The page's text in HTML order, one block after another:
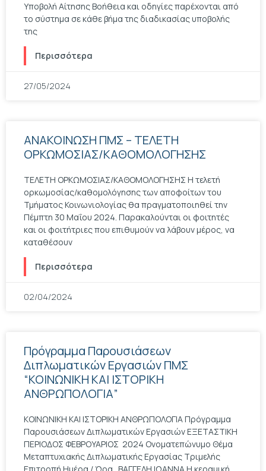
Υποβολή Αίτησης Βοήθεια και οδηγίες παρέχονται από
το σύστημα σε κάθε βήμα της διαδικασίας υποβολής
της
Περισσότερα
27/05/2024
ΑΝΑΚΟΙΝΩΣΗ ΠΜΣ – ΤΕΛΕΤΗ
ΟΡΚΩΜΟΣΙΑΣ/ΚΑΘΟΜΟΛΟΓΗΣΗΣ
ΤΕΛΕΤΗ ΟΡΚΩΜΟΣΙΑΣ/ΚΑΘΟΜΟΛΟΓΗΣΗΣ Η τελετή
ορκωμοσίας/καθομολόγησης των αποφοίτων του
Τμήματος Κοινωνιολογίας θα πραγματοποιηθεί την
Πέμπτη 30 Μαΐου 2024. Παρακαλούνται οι φοιτητές
και οι φοιτήτριες που επιθυμούν να λάβουν μέρος, να
καταθέσουν
Περισσότερα
02/04/2024
Πρόγραμμα Παρουσιάσεων
Διπλωματικών Εργασιών ΠΜΣ
“ΚΟΙΝΩΝΙΚΗ ΚΑΙ ΙΣΤΟΡΙΚΗ
ΑΝΘΡΩΠΟΛΟΓΙΑ”
ΚΟΙΝΩΝΙΚΗ ΚΑΙ ΙΣΤΟΡΙΚΗ ΑΝΘΡΩΠΟΛΟΓΙΑ Πρόγραμμα
Παρουσιάσεων Διπλωματικών Εργασιών ΕΞΕΤΑΣΤΙΚΗ
ΠΕΡΙΟΔΟΣ ΦΕΒΡΟΥΑΡΙΟΣ 2024 Ονοματεπώνυμο Θέμα
Μεταπτυχιακής Διπλωματικής Εργασίας Τριμελής